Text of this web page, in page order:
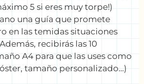
5 si eres muy torpe!)
una guía que promete
en las temidas situaciones
recibirás las 10
A4 para que las uses como
tamaño personalizado…)